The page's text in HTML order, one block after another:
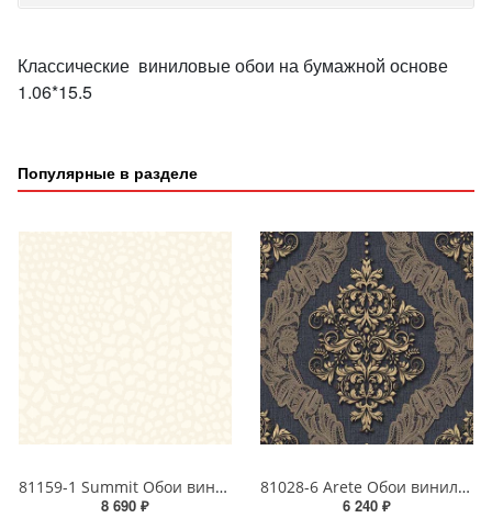
Классические виниловые обои на бумажной основе
1.06*15.5
Популярные в разделе
81159-1 Summit Обои виниловые на бумажной основе 1.06*15.5
8 690 ₽
81028-6 Arete Обои виниловые на бумажной основе 1.06*15.6
6 240 ₽